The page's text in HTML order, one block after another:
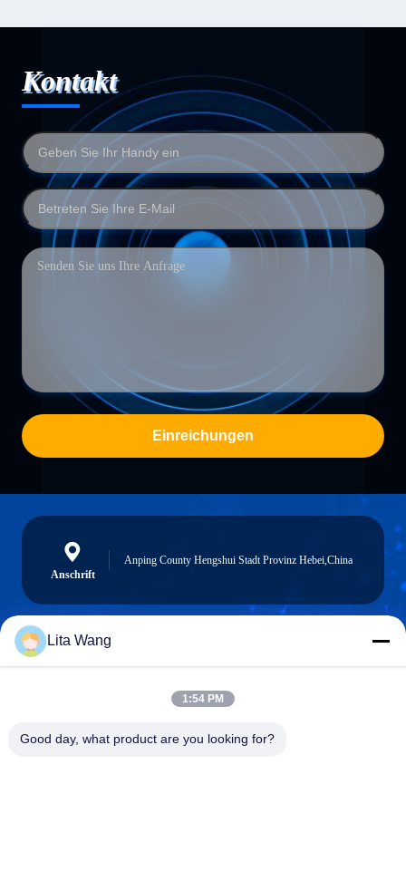
Kontakt
Einreichungen
Anschrift
Anping County Hengshui Stadt Provinz Hebei,China
lita@screenmeshnet.com
Lita Wang
1:54 PM
Good day, what product are you looking for?